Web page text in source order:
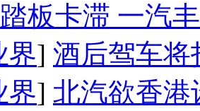
板卡滞 一汽
界] 酒后驾车将
界] 北汽欲香港